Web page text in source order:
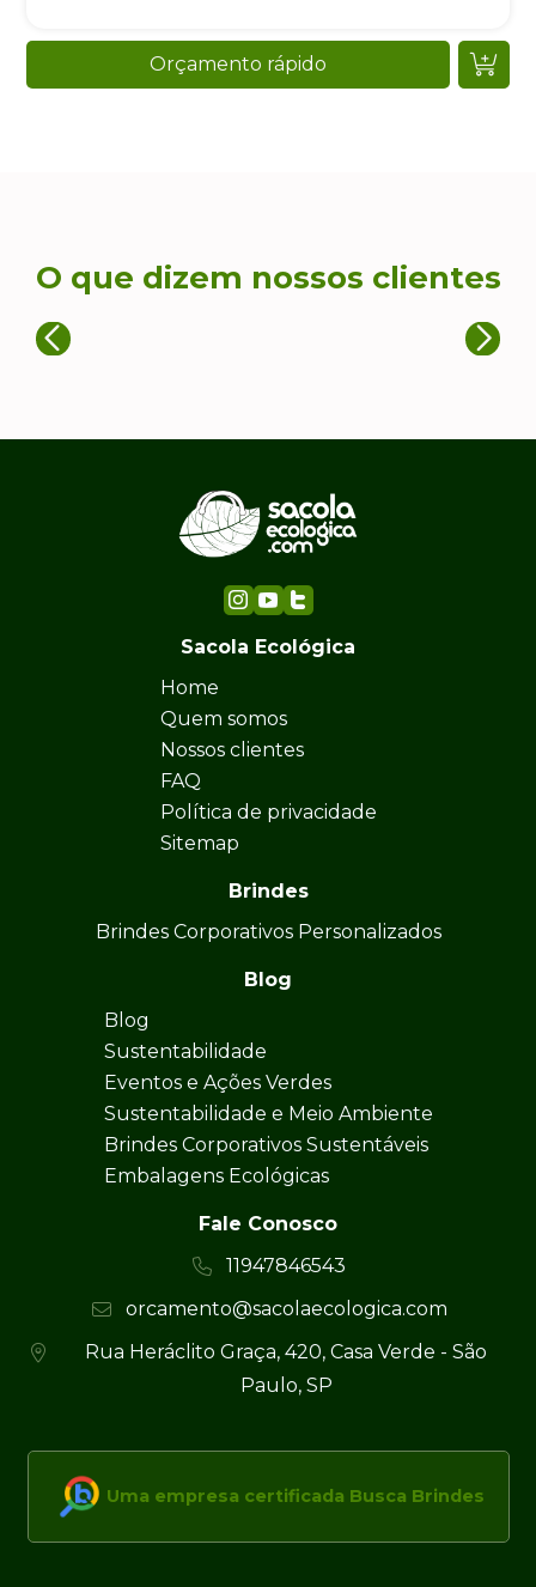
Orçamento rápido
O que dizem nossos clientes
Sacola Ecológica
Home
Quem somos
Nossos clientes
FAQ
Política de privacidade
Sitemap
Brindes
Brindes Corporativos Personalizados
Blog
Blog
Sustentabilidade
Eventos e Ações Verdes
Sustentabilidade e Meio Ambiente
Brindes Corporativos Sustentáveis
Embalagens Ecológicas
Fale Conosco
11947846543
orcamento@sacolaecologica.com
Rua Heráclito Graça, 420, Casa Verde - São
Paulo, SP
Uma empresa certificada Busca Brindes